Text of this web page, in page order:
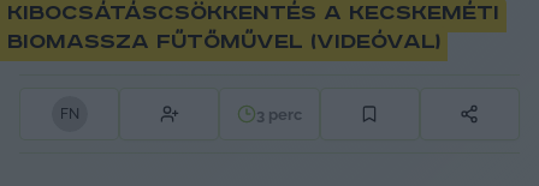
kibocsátáscsökkentés a kecskeméti
biomassza fűtőművel (videóval)
FN 3 perc